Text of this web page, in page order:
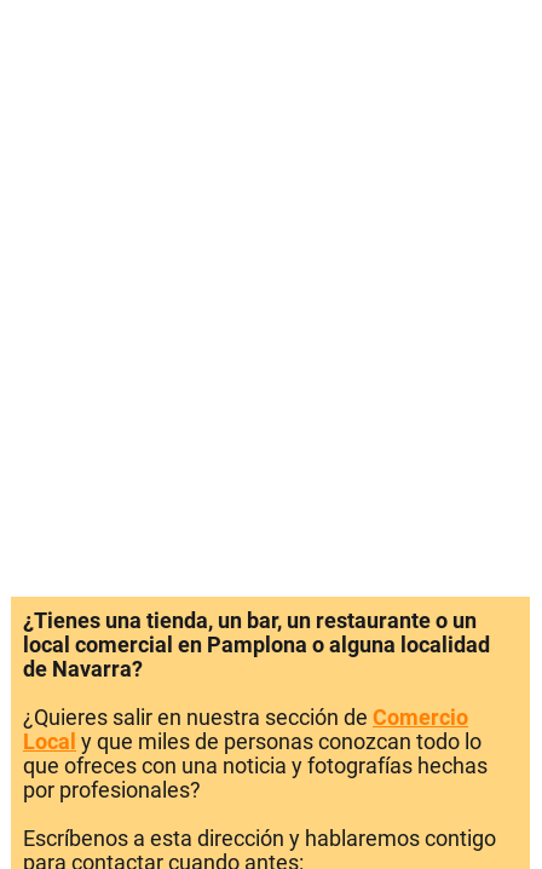
¿Tienes una tienda, un bar, un restaurante o un
local comercial en Pamplona o alguna localidad
de Navarra?
¿Quieres salir en nuestra sección de Comercio
Local y que miles de personas conozcan todo lo
que ofreces con una noticia y fotografías hechas
por profesionales?
Escríbenos a esta dirección y hablaremos contigo
para contactar cuando antes: